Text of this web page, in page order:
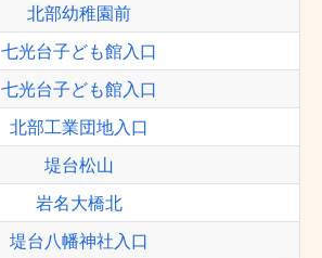
北部幼稚園前
七光台子ども館入口
七光台子ども館入口
北部工業団地入口
堤台松山
岩名大橋北
堤台八幡神社入口